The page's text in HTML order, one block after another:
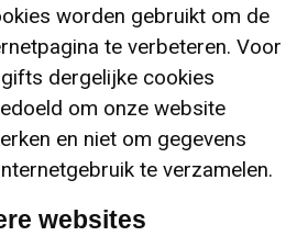
worden gebruikt om de
te verbeteren. Voor
dergelijke cookies
om onze website
en niet om gegevens
te verzamelen.
websites